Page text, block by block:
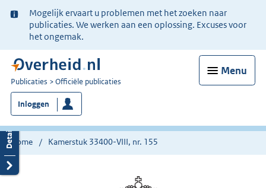
Ter
informatie:
Mogelijk ervaart u problemen met het zoeken naar
publicaties. We werken aan een oplossing. Excuses voor
het ongemak.
Menu
U
bent
nu
hier:
Publicaties Officiële publicaties
Inloggen
Home Kamerstuk 33400-VIII, nr. 155